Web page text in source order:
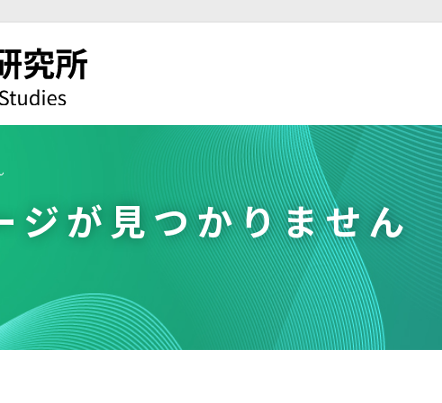
ジが見つかりません